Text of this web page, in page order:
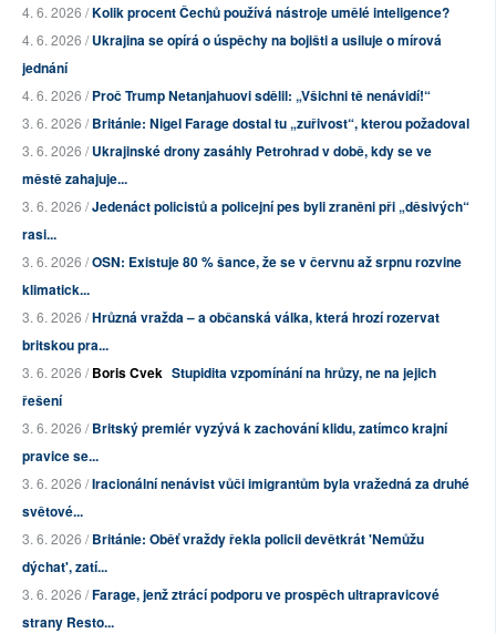
4. 6. 2026 /Kolik procent Čechů používá nástroje umělé inteligence?
4. 6. 2026 /Ukrajina se opírá o úspěchy na bojišti a usiluje o mírová
jednání
4. 6. 2026 /Proč Trump Netanjahuovi sdělil: „Všichni tě nenávidí!“
3. 6. 2026 /Británie: Nigel Farage dostal tu „zuřivost“, kterou požadoval
3. 6. 2026 /Ukrajinské drony zasáhly Petrohrad v době, kdy se ve
městě zahajuje...
3. 6. 2026 /Jedenáct policistů a policejní pes byli zraněni při „děsivých“
rasi...
3. 6. 2026 /OSN: Existuje 80 % šance, že se v červnu až srpnu rozvine
klimatick...
3. 6. 2026 /Hrůzná vražda – a občanská válka, která hrozí rozervat
britskou pra...
3. 6. 2026 /Boris Cvek Stupidita vzpomínání na hrůzy, ne na jejich
řešení
3. 6. 2026 /Britský premiér vyzývá k zachování klidu, zatímco krajní
pravice se...
3. 6. 2026 /Iracionální nenávist vůči imigrantům byla vražedná za druhé
světové...
3. 6. 2026 /Británie: Oběť vraždy řekla policii devětkrát 'Nemůžu
dýchat', zatí...
3. 6. 2026 /Farage, jenž ztrácí podporu ve prospěch ultrapravicové
strany Resto...